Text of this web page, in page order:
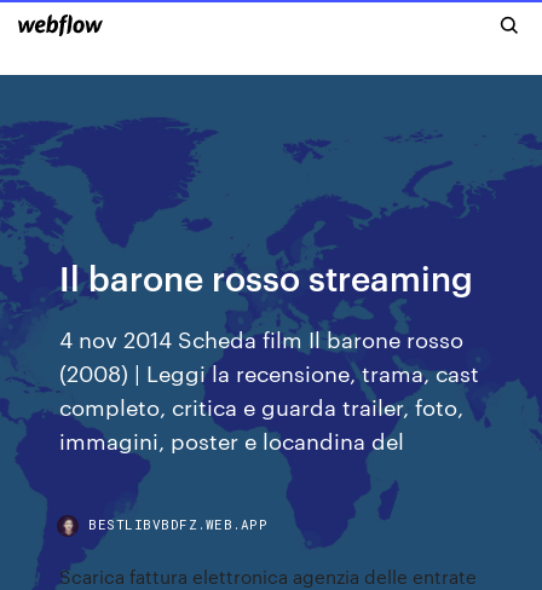
Il barone rosso streaming
4 nov 2014 Scheda film Il barone rosso
(2008) | Leggi la recensione, trama, cast
completo, critica e guarda trailer, foto,
immagini, poster e locandina del
BESTLIBVBDFZ.WEB.APP
Scarica fattura elettronica agenzia delle entrate